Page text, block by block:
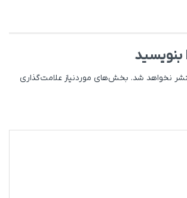
بنویسید
نخواهد شد. بخش‌های موردنیاز علامت‌گذاری